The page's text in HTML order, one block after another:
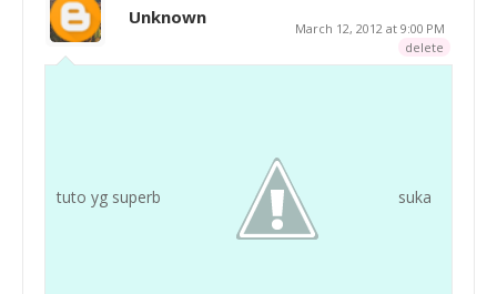
Unknown
March 12, 2012 at 9:00 PM
delete
tuto yg superb suka